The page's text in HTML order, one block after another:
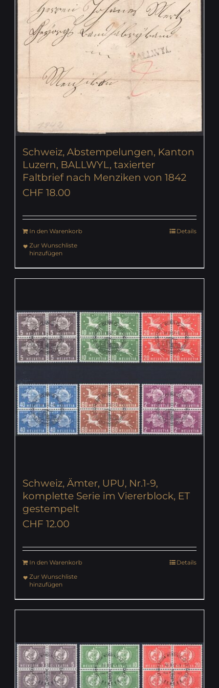
Schweiz, Abstempelungen, Kanton
Luzern, BALLWYL, taxierter
Faltbrief nach Menziken von 1842
CHF 18.00
In den Warenkorb
Details
Zur Wunschliste
hinzufügen
Schweiz, Ämter, UPU, Nr.1-9,
komplette Serie im Viererblock, ET
gestempelt
CHF 12.00
In den Warenkorb
Details
Zur Wunschliste
hinzufügen